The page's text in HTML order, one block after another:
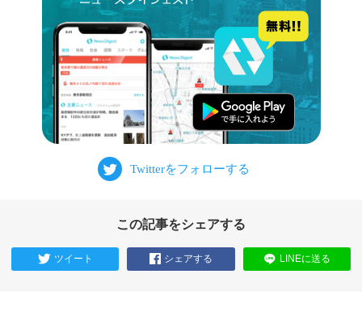
この記事をシェアする
ツイート シェアする LINEに送る